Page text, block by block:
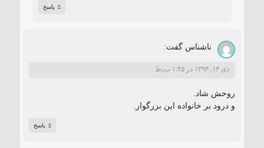
پاسخ
ناشناس گفت:
دی ۱۳, ۱۳۹۴ در ۱:۴۵ ب٫ظ
روحش شاد.
و درود بر خانواده این بزرگوار.
پاسخ